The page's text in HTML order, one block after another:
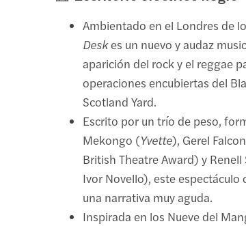
Ambientado en el Londres de
Deskes un nuevo y audaz
aparición del rock y el reggae
operaciones encubiertas del
Scotland Yard.
Escrito por un trío de peso,
Mekongo (Yvette), Gerel
British Theatre Award) y
Ivor Novello), este
una narrativa muy aguda.
Inspirada en los Nueve del